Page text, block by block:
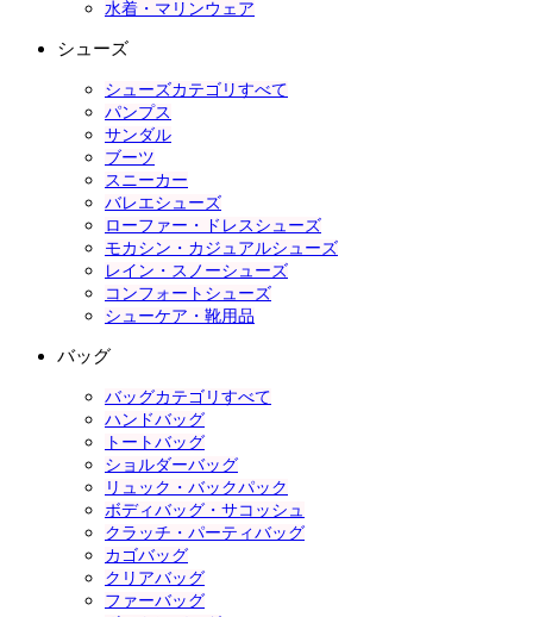
水着・マリンウェア
シューズ
シューズカテゴリすべて
パンプス
サンダル
ブーツ
スニーカー
バレエシューズ
ローファー・ドレスシューズ
モカシン・カジュアルシューズ
レイン・スノーシューズ
コンフォートシューズ
シューケア・靴用品
バッグ
バッグカテゴリすべて
ハンドバッグ
トートバッグ
ショルダーバッグ
リュック・バックパック
ボディバッグ・サコッシュ
クラッチ・パーティバッグ
カゴバッグ
クリアバッグ
ファーバッグ